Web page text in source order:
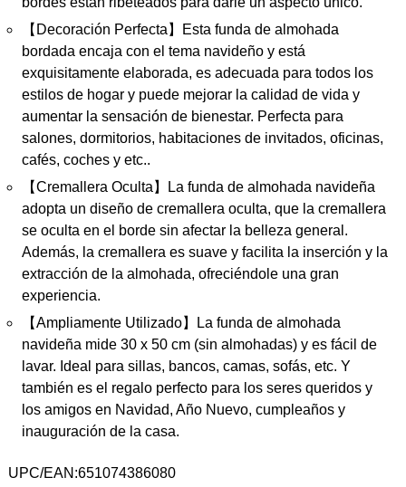
【Decoración Perfecta】Esta funda de almohada
bordada encaja con el tema navideño y está
exquisitamente elaborada, es adecuada para todos los
estilos de hogar y puede mejorar la calidad de vida y
aumentar la sensación de bienestar. Perfecta para
salones, dormitorios, habitaciones de invitados, oficinas,
cafés, coches y etc..
【Cremallera Oculta】La funda de almohada navideña
adopta un diseño de cremallera oculta, que la cremallera
se oculta en el borde sin afectar la belleza general.
Además, la cremallera es suave y facilita la inserción y la
extracción de la almohada, ofreciéndole una gran
experiencia.
【Ampliamente Utilizado】La funda de almohada
navideña mide 30 x 50 cm (sin almohadas) y es fácil de
lavar. Ideal para sillas, bancos, camas, sofás, etc. Y
también es el regalo perfecto para los seres queridos y
los amigos en Navidad, Año Nuevo, cumpleaños y
inauguración de la casa.
UPC/EAN:651074386080